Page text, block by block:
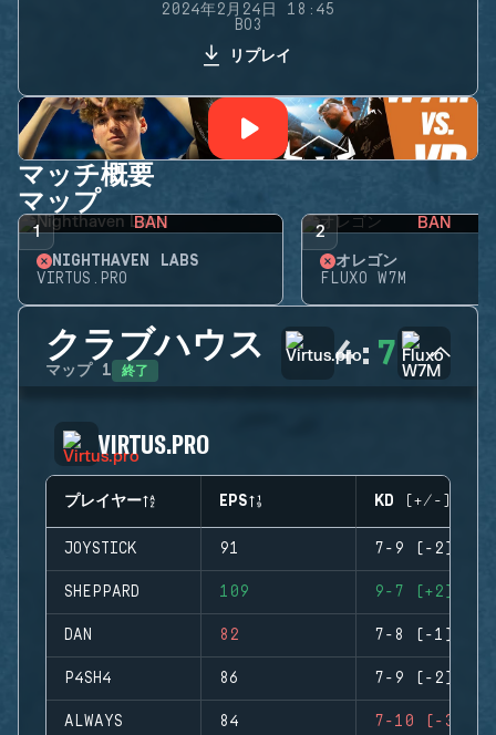
2024年2月24日 18:45
BO3
リプレイ
マッチ概要
マップ
1 BAN
NIGHTHAVEN LABS
VIRTUS.PRO
2 BAN
オレゴン
FLUXO W7M
クラブハウス
マップ 1 終了 4: 7
VIRTUS.PRO
プレイヤー EPS KD (+/-)
JOYSTICK 91 7-9 (-2)
SHEPPARD 109 9-7 (+2)
DAN 82 7-8 (-1)
P4SH4 86 7-9 (-2)
ALWAYS 84 7-10 (-3)